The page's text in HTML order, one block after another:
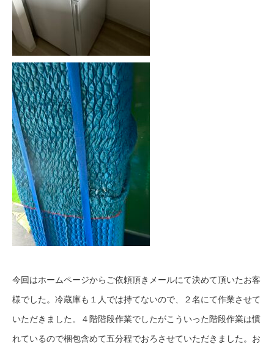
今回はホームページからご依頼頂きメールにて決めて頂いたお客
様でした。冷蔵庫も１人では持てないので、２名にて作業させて
いただきました。４階階段作業でしたがこういった階段作業は慣
れているので梱包含めて五分程でおろさせていただきました。お